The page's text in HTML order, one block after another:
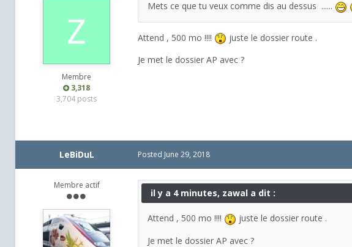
Membre
3,318
3,704 posts
Mets ce que tu veux comme dis au dessus ......
Attend , 500 mo !!!!
juste le dossier route .
Je met le dossier AP avec ?
LeBiDuL
Membre actif
Posted June 29, 2018
il y a 4 minutes, zawal a dit :
Attend , 500 mo !!!!
juste le dossier route .
Je met le dossier AP avec ?